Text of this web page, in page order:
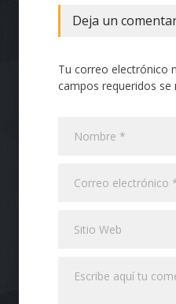
Deja un
Tu correo electrónico
campos requeridos